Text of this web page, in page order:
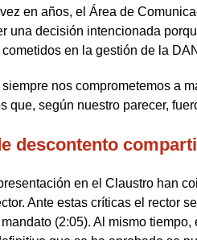
en años, el Área de
una decisión intencionada
en la gestión de la
nos comprometemos a
que, según nuestro parecer,
descontento
en el Claustro han
Ante estas críticas el rector
(2:05). Al mismo